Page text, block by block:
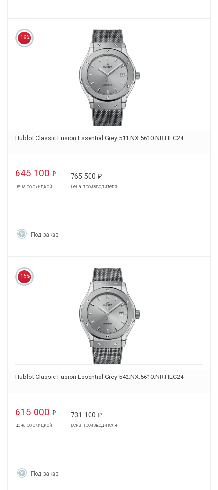
16%
Hublot Classic Fusion Essential Grey 511.NX.5610.NR.HEC24
645 100 ₽
цена со скидкой
765 500 ₽
цена производителя
Под заказ
16%
Hublot Classic Fusion Essential Grey 542.NX.5610.NR.HEC24
615 000 ₽
цена со скидкой
731 100 ₽
цена производителя
Под заказ